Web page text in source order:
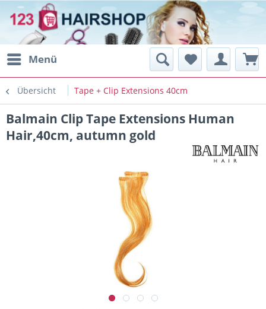
Menü
Übersicht Tape + Clip Extensions 40cm
Balmain Clip Tape Extensions Human
Hair,40cm, autumn gold